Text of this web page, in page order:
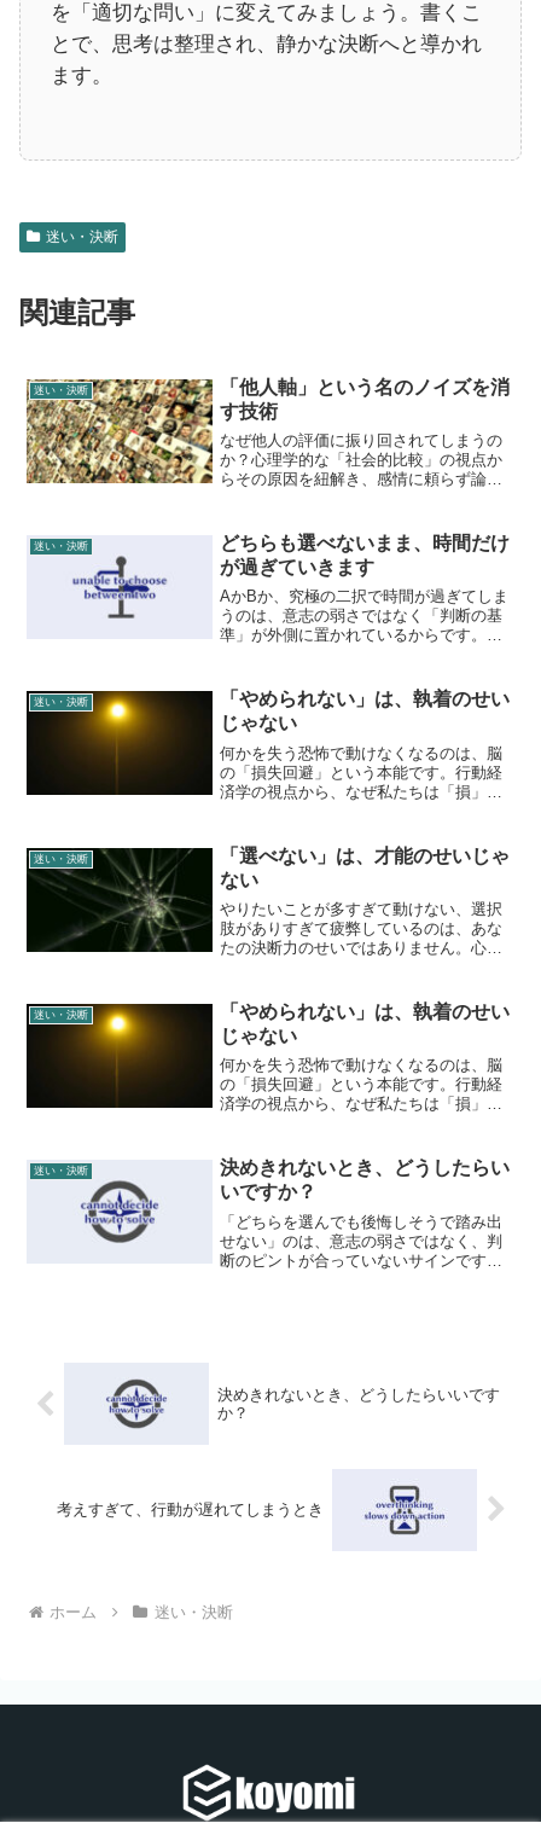
を「適切な問い」に変えてみましょう。書くこ
とで、思考は整理され、静かな決断へと導かれ
ます。
迷い・決断
関連記事
迷い・決断
「他人軸」という名のノイズを消
す技術
なぜ他人の評価に振り回されてしまうの
か？心理学的な「社会的比較」の視点か
らその原因を紐解き、感情に頼らず論理
す。
迷い・決断
どちらも選べないまま、時間だけ
が過ぎていきます
AかBか、究極の二択で時間が過ぎてしま
うのは、意志の弱さではなく「判断の基
準」が外側に置かれているからです。選
出す永峰式メソッドを解説。後悔しない
正解を探すのではなく、自分にとって機
能する道を納得して選ぶための思考法を
提案します。
迷い・決断
「やめられない」は、執着のせい
じゃない
何かを失う恐怖で動けなくなるのは、脳
の「損失回避」という本能です。行動経
済学の視点から、なぜ私たちは「損」を
スペースを創る刷新」と捉え直す、論理
的な解決策を紹介します。
迷い・決断
「選べない」は、才能のせいじゃ
ない
やりたいことが多すぎて動けない、選択
肢がありすぎて疲弊しているのは、あな
たの決断力のせいではありません。心理
ズ）」によって思考を収束させる、永峰
式マヤロジックの視点を紹介します。
迷い・決断
「やめられない」は、執着のせい
じゃない
何かを失う恐怖で動けなくなるのは、脳
の「損失回避」という本能です。行動経
済学の視点から、なぜ私たちは「損」を
スペースを創る刷新」と捉え直す、論理
的な解決策を紹介します。
迷い・決断
決めきれないとき、どうしたらい
いですか？
「どちらを選んでも後悔しそうで踏み出
せない」のは、意志の弱さではなく、判
断のピントが合っていないサインです。
決めきれないとき、どうしたらいいです
か？
考えすぎて、行動が遅れてしまうとき
ホーム 迷い・決断